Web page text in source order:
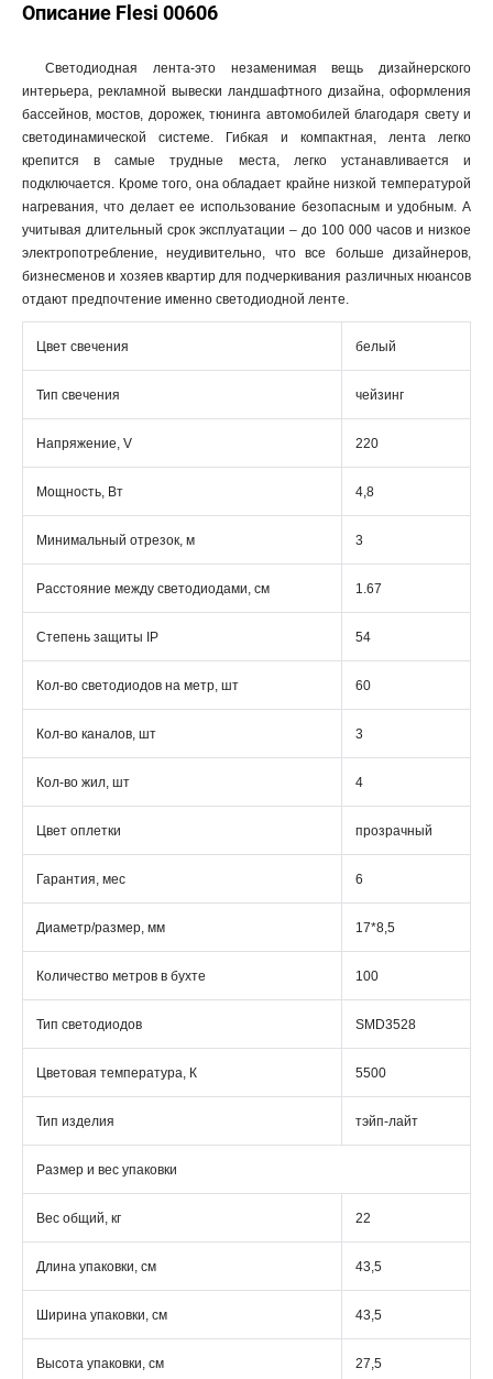
Описание Flesi 00606
Светодиодная лента-это незаменимая вещь дизайнерского
интерьера, рекламной вывески ландшафтного дизайна, оформления
бассейнов, мостов, дорожек, тюнинга автомобилей благодаря свету и
светодинамической системе. Гибкая и компактная, лента легко
крепится в самые трудные места, легко устанавливается и
подключается. Кроме того, она обладает крайне низкой температурой
нагревания, что делает ее использование безопасным и удобным. А
учитывая длительный срок эксплуатации – до 100 000 часов и низкое
электропотребление, неудивительно, что все больше дизайнеров,
бизнесменов и хозяев квартир для подчеркивания различных нюансов
отдают предпочтение именно светодиодной ленте.
Цвет свечения белый
Тип свечения чейзинг
Напряжение, V 220
Мощность, Вт 4,8
Минимальный отрезок, м 3
Расстояние между светодиодами, см 1.67
Степень защиты IP 54
Кол-во светодиодов на метр, шт 60
Кол-во каналов, шт 3
Кол-во жил, шт 4
Цвет оплетки прозрачный
Гарантия, мес 6
Диаметр/размер, мм 17*8,5
Количество метров в бухте 100
Тип светодиодов SMD3528
Цветовая температура, К 5500
Тип изделия тэйп-лайт
Размер и вес упаковки
Вес общий, кг 22
Длина упаковки, см 43,5
Ширина упаковки, см 43,5
Высота упаковки, см 27,5